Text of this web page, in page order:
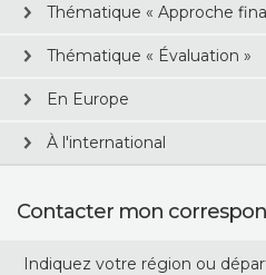
Thématique « Approche
Thématique « Évaluation »
En Europe
À l'international
Contacter mon
Indiquez votre région ou